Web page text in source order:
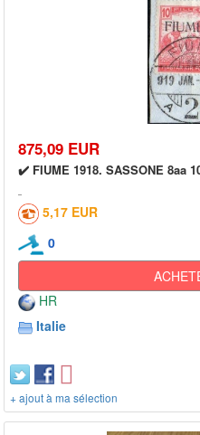
875,09 EUR
✔️ FIUME 1918. SASSONE 8aa
5,17 EUR
0
HR
Italie
+ ajout à ma sélection